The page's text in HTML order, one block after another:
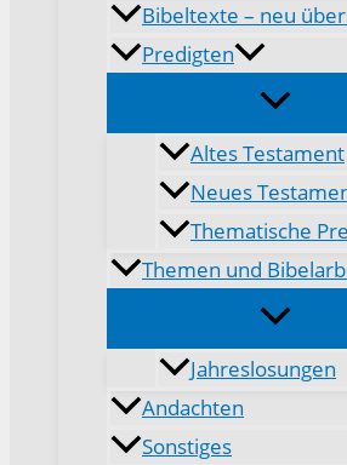
Bibeltexte – neu
Predigten
Altes Testament
Neues
Thematische
Themen und
Jahreslosungen
Andachten
Sonstiges